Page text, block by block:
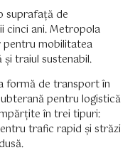
suprafață de
cinci ani. Metropola
pentru mobilitatea
traiul sustenabil.
formă de transport în
pentru logistică
în trei tipuri:
trafic rapid și străzi